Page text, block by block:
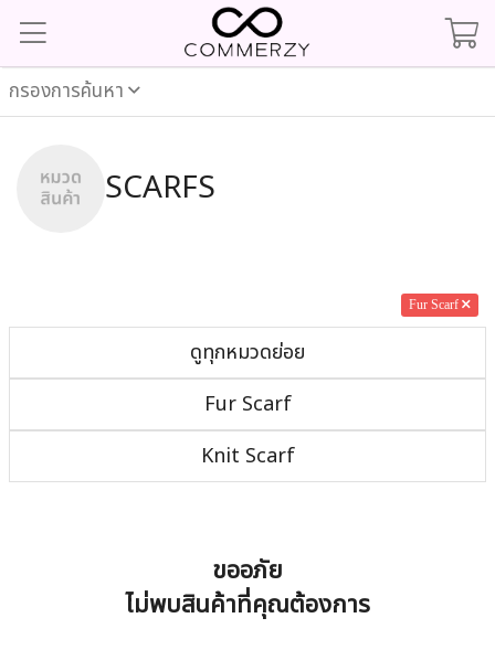
กรองการค้นหา
SCARFS
Fur Scarf
ดูทุกหมวดย่อย
Fur Scarf
Knit Scarf
ขออภัย
ไม่พบสินค้าที่คุณต้องการ